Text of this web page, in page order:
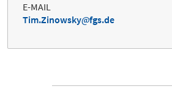
E-MAIL
Tim.Zinowsky
fgs.de